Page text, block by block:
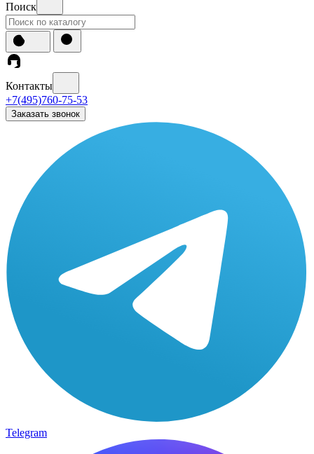
Поиск
Контакты
+7(495)760-75-53
Заказать звонок
Telegram